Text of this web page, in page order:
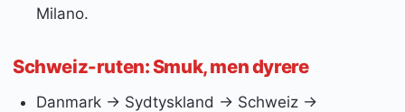
Milano.
Schweiz-ruten: Smuk, men dyrere
Danmark → Sydtyskland → Schweiz →